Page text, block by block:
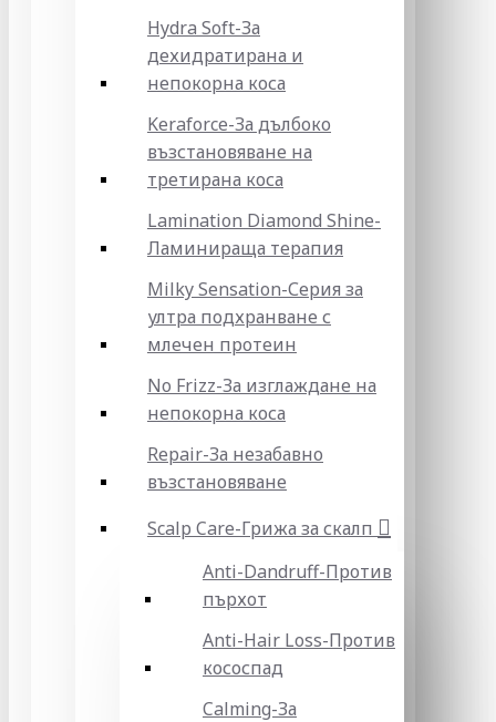
Hydra Soft-За
дехидратирана и
непокорна коса
Keraforce-За дълбоко
възстановяване на
третирана коса
Lamination Diamond Shine-
Ламинираща терапия
Milky Sensation-Серия за
ултра подхранване с
млечен протеин
No Frizz-За изглаждане на
непокорна коса
Repair-За незабавно
възстановяване
Scalp Care-Грижа за скалп
Anti-Dandruff-Против
пърхот
Anti-Hair Loss-Против
кососпад
Calming-За